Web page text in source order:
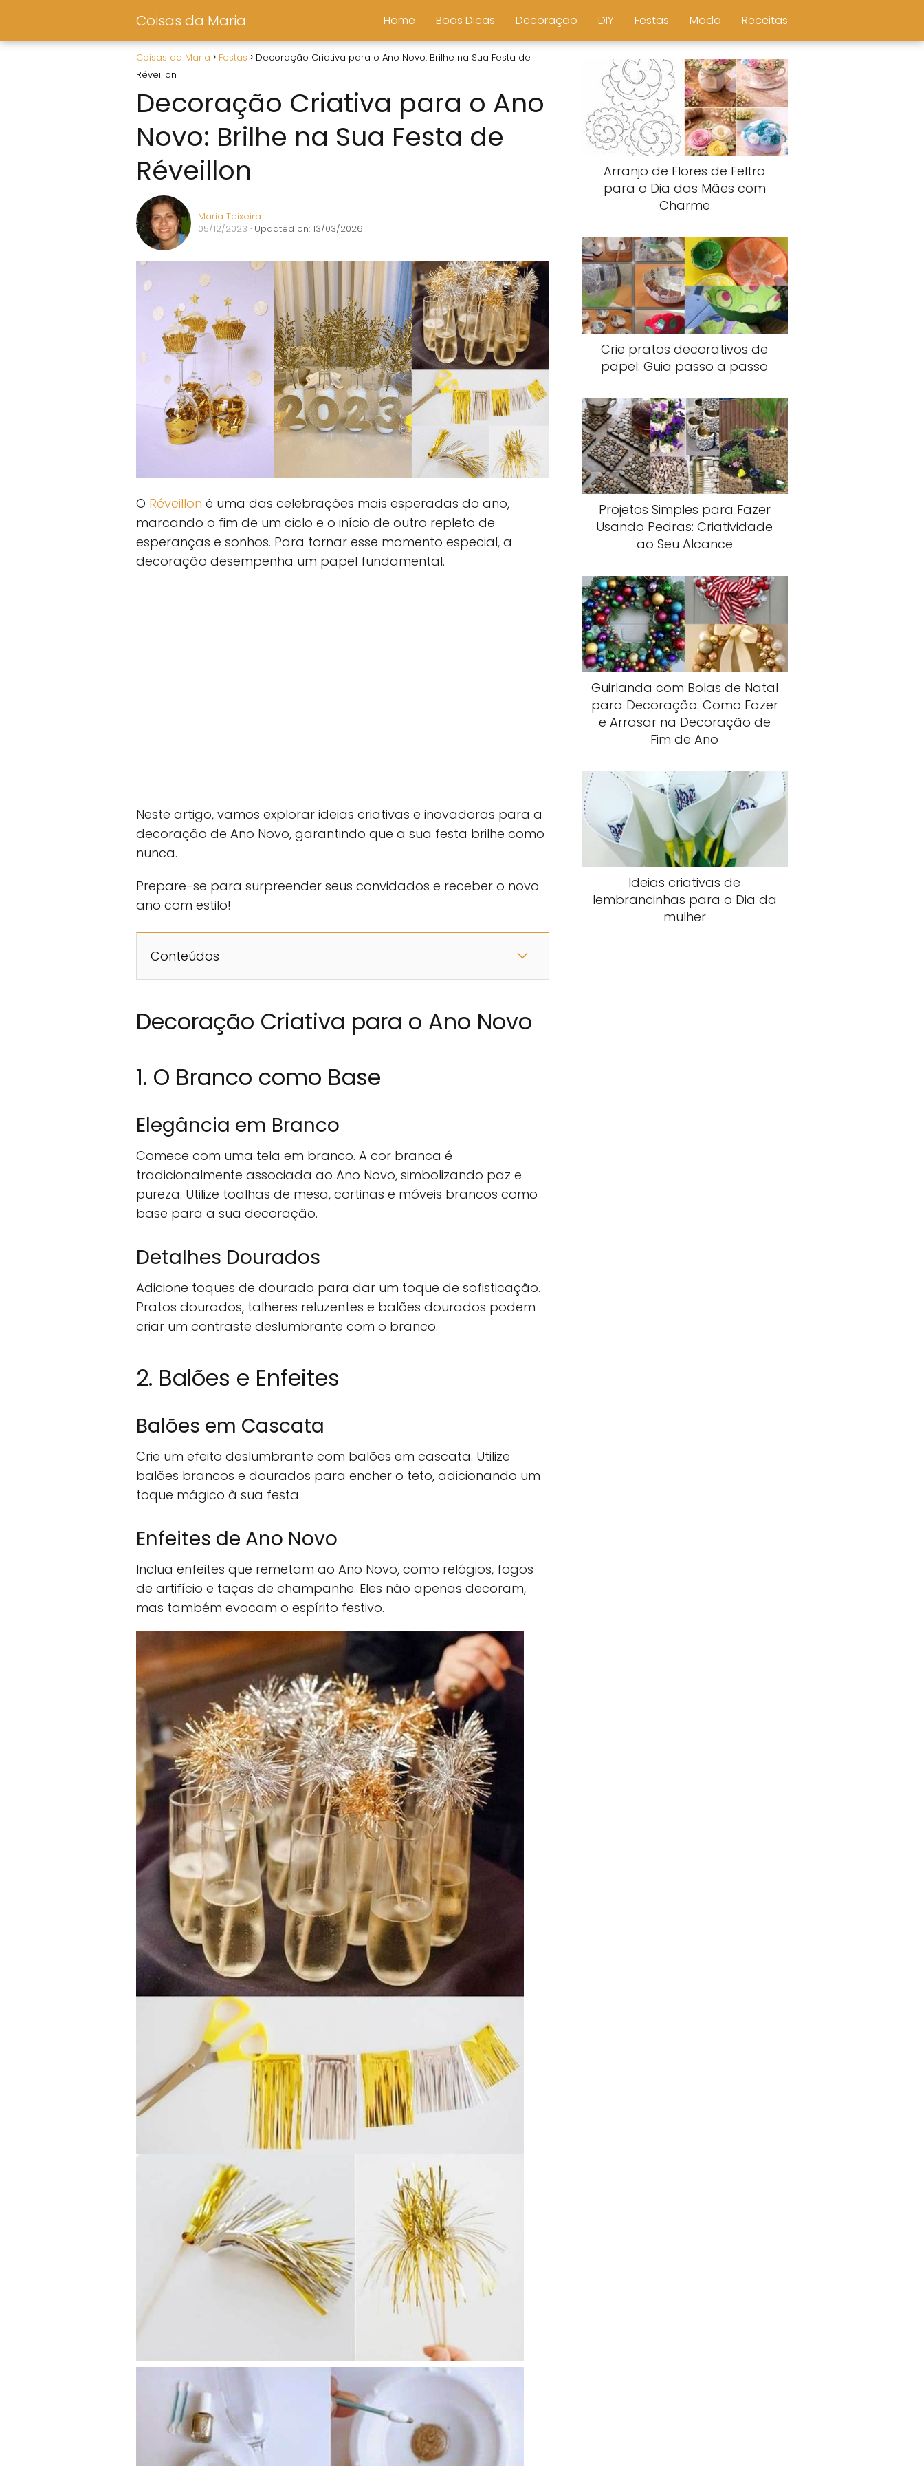
Coisas da Maria Home Boas Dicas Decoração DIY Festas Moda Receitas
Coisas da Maria Festas
Decoração Criativa para o Ano Novo: Brilhe na Sua Festa de
Réveillon
Decoração Criativa para o Ano
Novo: Brilhe na Sua Festa de
Réveillon
Maria Teixeira
05/12/2023 · Updated on: 13/03/2026
O Réveillon é uma das celebrações mais esperadas do ano,
marcando o fim de um ciclo e o início de outro repleto de
esperanças e sonhos. Para tornar esse momento especial, a
decoração desempenha um papel fundamental.
Neste artigo, vamos explorar ideias criativas e inovadoras para a
decoração de Ano Novo, garantindo que a sua festa brilhe como
nunca.
Prepare-se para surpreender seus convidados e receber o novo
ano com estilo!
Conteúdos
Decoração Criativa para o Ano Novo
1. O Branco como Base
Elegância em Branco
Comece com uma tela em branco. A cor branca é
tradicionalmente associada ao Ano Novo, simbolizando paz e
pureza. Utilize toalhas de mesa, cortinas e móveis brancos como
base para a sua decoração.
Detalhes Dourados
Adicione toques de dourado para dar um toque de sofisticação.
Pratos dourados, talheres reluzentes e balões dourados podem
criar um contraste deslumbrante com o branco.
2. Balões e Enfeites
Balões em Cascata
Crie um efeito deslumbrante com balões em cascata. Utilize
balões brancos e dourados para encher o teto, adicionando um
toque mágico à sua festa.
Enfeites de Ano Novo
Inclua enfeites que remetam ao Ano Novo, como relógios, fogos
de artifício e taças de champanhe. Eles não apenas decoram,
mas também evocam o espírito festivo.
Arranjo de Flores de Feltro
para o Dia das Mães com
Charme
Crie pratos decorativos de
papel: Guia passo a passo
Projetos Simples para Fazer
Usando Pedras: Criatividade
ao Seu Alcance
Guirlanda com Bolas de Natal
para Decoração: Como Fazer
e Arrasar na Decoração de
Fim de Ano
Ideias criativas de
lembrancinhas para o Dia da
mulher